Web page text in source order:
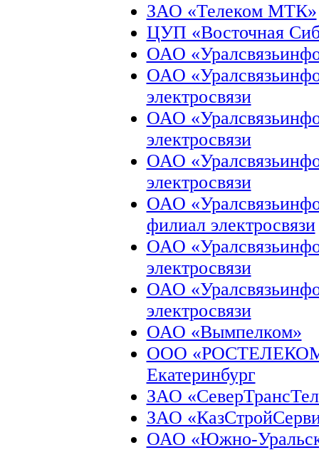
ЗАО «Телеком МТК»
ЦУП «Восточная
ОАО
ОАО
электросвязи
ОАО
электросвязи
ОАО
электросвязи
ОАО
филиал электросвязи
ОАО
электросвязи
ОАО
электросвязи
ОАО «Вымпелком»
ООО
Екатеринбург
ЗАО
ЗАО
ОАО «Южно-